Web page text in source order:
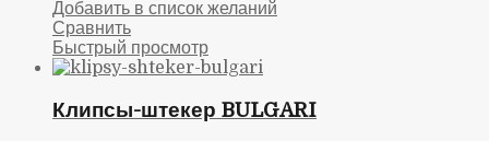
Добавить в список желаний
Сравнить
Быстрый просмотр
Клипсы-штекер BULGARI